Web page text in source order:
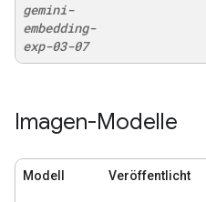
gemini-
embedding-
exp-03-07
Imagen-Modelle
Modell Veröffentlicht